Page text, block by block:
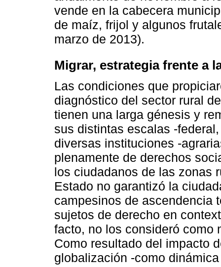
vende en la cabecera
de maíz, frijol y algunos
marzo de 2013).
Migrar, estrategia frente a
Las condiciones que
diagnóstico del sector rural
tienen una larga génesis y
sus distintas escalas -
diversas instituciones -
plenamente de derechos
los ciudadanos de las zonas
Estado no garantizó la
campesinos de ascendencia
sujetos de derecho en
facto, no los consideró como
Como resultado del impacto
globalización -como